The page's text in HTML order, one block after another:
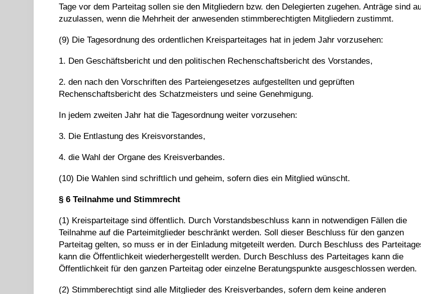
Tage vor dem Parteitag sollen sie den Mitgliedern bzw. den Delegierten zugehen. Anträge sind
zuzulassen, wenn die Mehrheit der anwesenden stimmberechtigten Mitgliedern zustimmt.
(9) Die Tagesordnung des ordentlichen Kreisparteitages hat in jedem Jahr vorzusehen:
1. Den Geschäftsbericht und den politischen Rechenschaftsbericht des Vorstandes,
2. den nach den Vorschriften des Parteiengesetzes aufgestellten und geprüften
Rechenschaftsbericht des Schatzmeisters und seine Genehmigung.
In jedem zweiten Jahr hat die Tagesordnung weiter vorzusehen:
3. Die Entlastung des Kreisvorstandes,
4. die Wahl der Organe des Kreisverbandes.
(10) Die Wahlen sind schriftlich und geheim, sofern dies ein Mitglied wünscht.
§6 Teilnahme und Stimmrecht
(1) Kreisparteitage sind öffentlich. Durch Vorstandsbeschluss kann in notwendigen Fällen die
Teilnahme auf die Parteimitglieder beschränkt werden. Soll dieser Beschluss für den ganzen
Parteitag gelten, so muss er in der Einladung mitgeteilt werden. Durch Beschluss des
kann die Öffentlichkeit wiederhergestellt werden. Durch Beschluss des Parteitages kann die
Öffentlichkeit für den ganzen Parteitag oder einzelne Beratungspunkte ausgeschlossen werden.
(2) Stimmberechtigt sind alle Mitglieder des Kreisverbandes, sofern dem keine anderen